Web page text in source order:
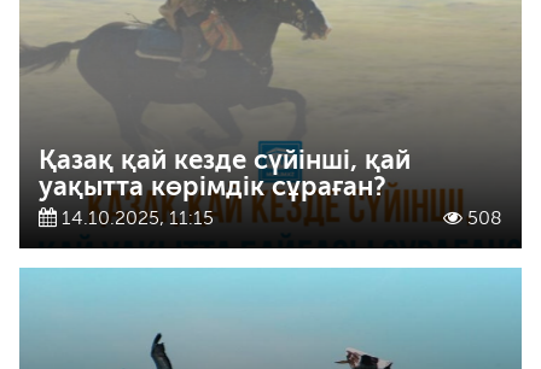
Қазақ қай кезде сүйінші, қай
уақытта көрімдік сұраған?
14.10.2025, 11:15 508